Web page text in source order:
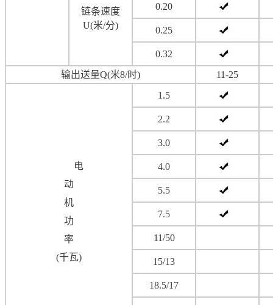
链条速度
U(米/分)
0.20
0.25
0.32
输出送量Q(米8/时)
11-25
电
动
机
功
率
(千瓦)
1.5
2.2
3.0
4.0
5.5
7.5
11/50
15/13
18.5/17